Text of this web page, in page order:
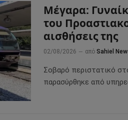
Μέγαρα:
του
αισθήσεις της
02/08/2026 από Sahiel
Σοβαρό περιστατικό
παρασύρθηκε από